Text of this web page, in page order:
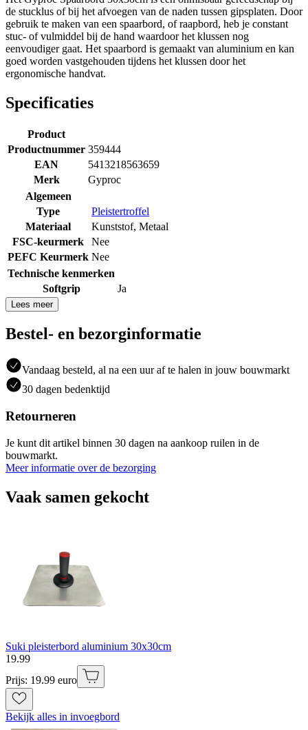
de stucklus of bij het afvoegen van de naden tussen gipsplaten. Door
gebruik te maken van een spaarbord, of raapbord, heb je constant
stuc- of vulmiddel bij de hand waardoor het klussen nog
eenvoudiger gaat. Het spaarbord is gemaakt van aluminium en kan
goed worden vastgehouden tijdens het klussen door het
ergonomische handvat.
Specificaties
Product
Productnummer 359444
EAN
5413218563659
Merk
Gyproc
Algemeen
Type
Pleistertroffel
Materiaal
Kunststof, Metaal
FSC-keurmerk
Nee
PEFC Keurmerk Nee
Technische kenmerken
Softgrip
Ja
Lees meer
Bestel- en bezorginformatie
Vandaag besteld, al na een uur af te halen in jouw bouwmarkt
30 dagen bedenktijd
Retourneren
Je kunt dit artikel binnen 30 dagen na aankoop ruilen in de
bouwmarkt.
Meer informatie over de bezorging
Vaak samen gekocht
Suki pleisterbord aluminium 30x30cm
19.99
Prijs: 19.99 euro
Bekijk alles in invoegbord